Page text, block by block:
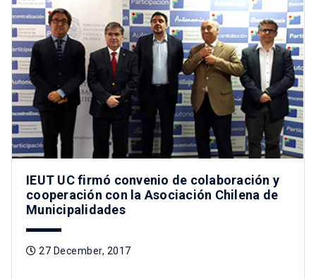
IEUT UC firmó convenio de colaboración y
cooperación con la Asociación Chilena de
Municipalidades
27 December, 2017